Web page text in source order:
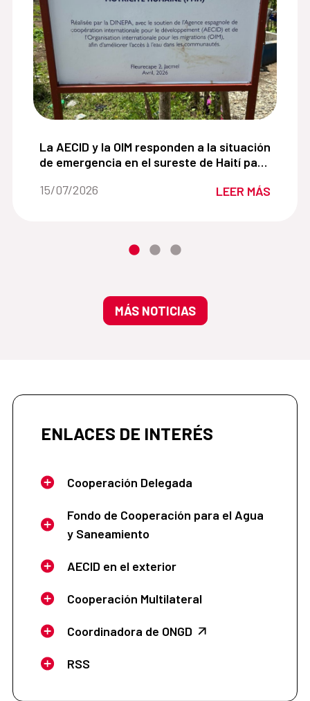
de Jacmel crean un camino hacia la
La AECID y la OIM responden a la situación de
La AECID y la OIM responden a la situación
de emergencia en el sureste de Haití para
Fecha de la noticia::
15/07/2026 LEER MÁS
MÁS NOTICIAS
ENLACES DE INTERÉS
Cooperación Delegada
Fondo de Cooperación para el Agua
y Saneamiento
AECID en el exterior
Cooperación Multilateral
Coordinadora de ONGD
RSS